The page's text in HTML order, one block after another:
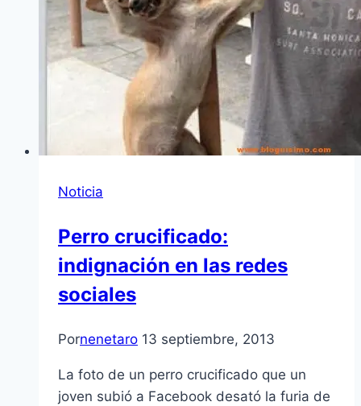
Noticia
Perro crucificado:
indignación en las redes
sociales
Pornenetaro 13 septiembre, 2013
La foto de un perro crucificado que un
joven subió a Facebook desató la furia de